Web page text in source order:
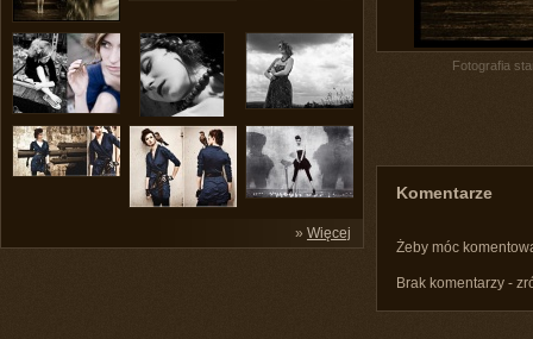
» Więcej
Fotografia
Komentarze
Żeby móc
Brak komentarzy -